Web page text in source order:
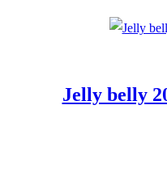
Jelly belly